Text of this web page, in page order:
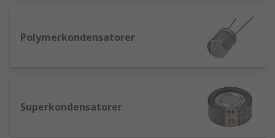
Signalfiltrering - de kan blockera
Polymerkondensatorer
Superkondensatorer